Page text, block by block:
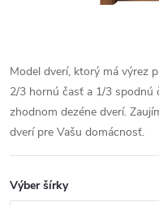
Model dverí, ktorý má výrez
2/3 hornú časť a 1/3 spodnú
zhodnom dezéne dverí.
dverí pre Vašu domácnosť.
Výber šírky